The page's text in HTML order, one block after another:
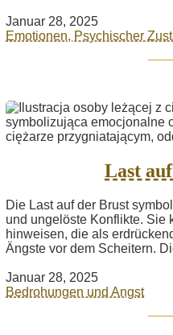
Januar 28, 2025
Emotionen, Psychischer
Last
Die Last auf der Brust
und ungelöste Konflikte. Sie
hinweisen, die als
Ängste vor dem Scheitern.
Januar 28, 2025
Bedrohungen und Angst